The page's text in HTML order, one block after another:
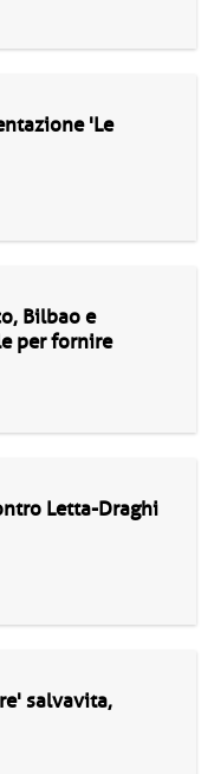
'Le
Bilbao e
per fornire
Letta-Draghi
salvavita,